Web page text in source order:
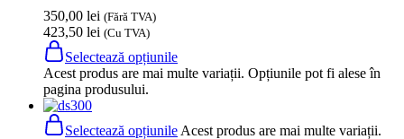
350,00 lei (Fără TVA)
423,50 lei (Cu TVA)
Selectează opțiunile
Acest produs are mai multe variații. Opțiunile pot fi alese în
pagina produsului.
Selectează opțiunile Acest produs are mai multe variații.